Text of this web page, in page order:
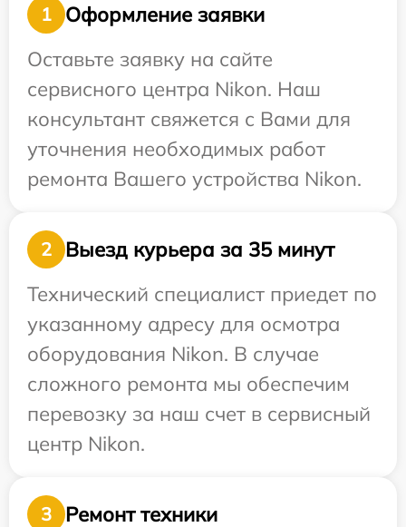
1
Оформление заявки
Оставьте заявку на сайте
сервисного центра Nikon. Наш
консультант свяжется с Вами для
уточнения необходимых работ
ремонта Вашего устройства Nikon.
2
Выезд курьера за 35 минут
Технический специалист приедет по
указанному адресу для осмотра
оборудования Nikon. В случае
сложного ремонта мы обеспечим
перевозку за наш счет в сервисный
центр Nikon.
3 Ремонт техники